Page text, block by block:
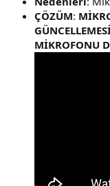
ÇÖZÜM:
MİKROFONU